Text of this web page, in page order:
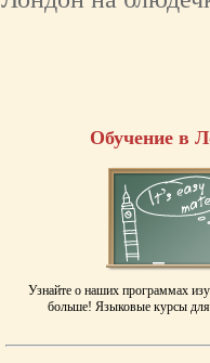
Обучение в
Узнайте о наших программах
больше! Языковые курсы для